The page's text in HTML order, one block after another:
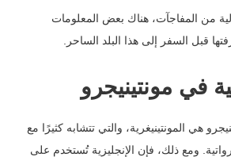
من المفاجآت، هناك بعض المعلومات
قبل السفر إلى هذا البلد الساحر.
في مونتينيجرو
هي المونتينيغرية، والتي تتشابه كثيرًا مع
ومع ذلك، فإن الإنجليزية تُستخدم على